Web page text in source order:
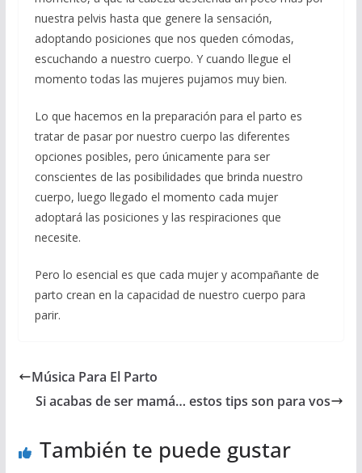
nuestra pelvis hasta que genere la sensación,
adoptando posiciones que nos queden cómodas,
escuchando a nuestro cuerpo. Y cuando llegue el
momento todas las mujeres pujamos muy bien.
Lo que hacemos en la preparación para el parto es
tratar de pasar por nuestro cuerpo las diferentes
opciones posibles, pero únicamente para ser
conscientes de las posibilidades que brinda nuestro
cuerpo, luego llegado el momento cada mujer
adoptará las posiciones y las respiraciones que
necesite.
Pero lo esencial es que cada mujer y acompañante de
parto crean en la capacidad de nuestro cuerpo para
parir.
Música Para El Parto
Si acabas de ser mamá… estos tips son para vos
También te puede gustar